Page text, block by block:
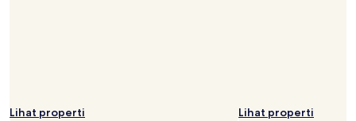
Lihat properti Lihat properti